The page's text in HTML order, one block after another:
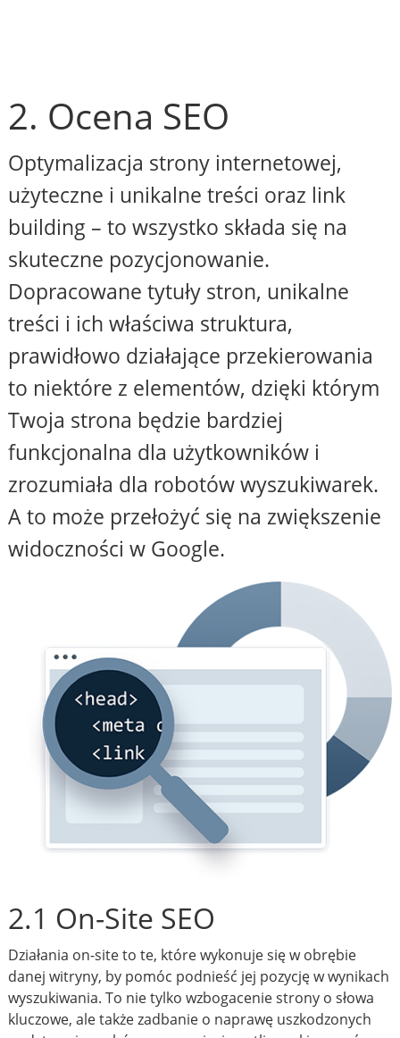
2. Ocena SEO
Optymalizacja strony internetowej,
użyteczne i unikalne treści oraz link
building – to wszystko składa się na
skuteczne pozycjonowanie.
Dopracowane tytuły stron, unikalne
treści i ich właściwa struktura,
prawidłowo działające przekierowania
to niektóre z elementów, dzięki którym
Twoja strona będzie bardziej
funkcjonalna dla użytkowników i
zrozumiała dla robotów wyszukiwarek.
A to może przełożyć się na zwiększenie
widoczności w Google.
2.1 On-Site SEO
Działania on-site to te, które wykonuje się w obrębie
danej witryny, by pomóc podnieść jej pozycję w wynikach
wyszukiwania. To nie tylko wzbogacenie strony o słowa
kluczowe, ale także zadbanie o naprawę uszkodzonych